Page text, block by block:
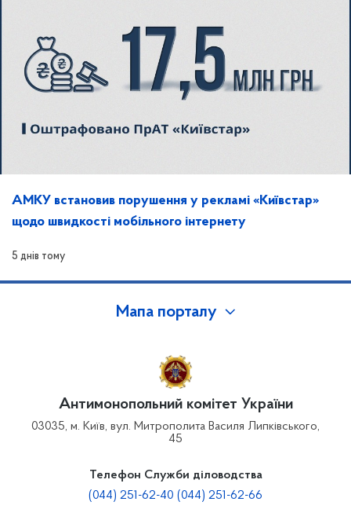
АМКУ встановив порушення у рекламі «Київстар»
щодо швидкості мобільного інтернету
5 днів тому
Мапа порталу
Антимонопольний комітет України
03035, м. Київ, вул. Митрополита Василя Липківського,
45
Телефон Служби діловодства
(044) 251-62-40 (044) 251-62-66